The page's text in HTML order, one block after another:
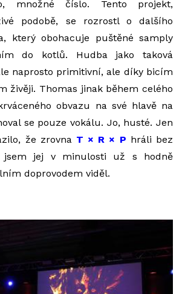
množné číslo. Tento projekt,
podobě, se rozrostl o dalšího
který obohacuje puštěné samply
do kotlů. Hudba jako taková
naprosto primitivní, ale díky bicím
živěji. Thomas jinak během celého
obvazu na své hlavě na
se pouze vokálu. Jo, husté. Jen
že zrovna T × R × P hráli bez
jsem jej v minulosti už s hodně
doprovodem viděl.